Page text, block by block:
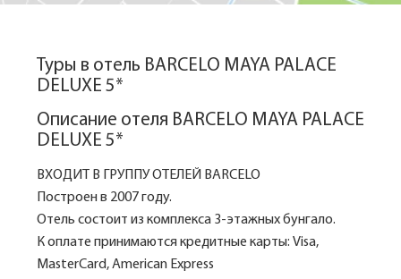
Туры в отель BARCELO MAYA PALACE
DELUXE 5*
Описание отеля BARCELO MAYA PALACE
DELUXE 5*
ВХОДИТ В ГРУППУ ОТЕЛЕЙ BARCELO
Построен в 2007 году.
Отель состоит из комплекса 3-этажных бунгало.
К оплате принимаются кредитные карты: Visa,
MasterCard, American Express